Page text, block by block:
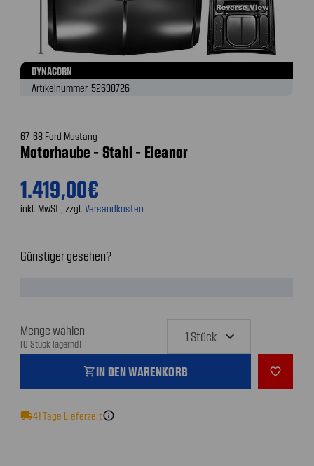
DYNACORN
Artikelnummer.:52698726
67-68 Ford Mustang
Motorhaube - Stahl - Eleanor
1.419,00€
inkl. MwSt., zzgl. Versandkosten
Günstiger gesehen?
Menge wählen
(0 Stück lagernd)
shopping_cartIN DEN WARENKORB favorite_outline
local_shipping41Tage Lieferzeitinfo